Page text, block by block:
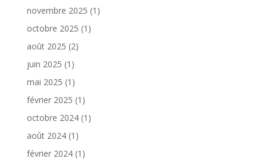
novembre 2025 (1)
octobre 2025 (1)
août 2025 (2)
juin 2025 (1)
mai 2025 (1)
février 2025 (1)
octobre 2024(1)
août 2024(1)
février 2024(1)